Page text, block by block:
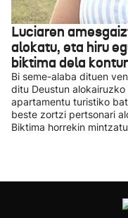
Luciaren
alokatu, eta hiru
biktima dela
Bi seme-alaba dituen
ditu Deustun
apartamentu turistiko
beste zortzi pertsonari
Biktima horrekin